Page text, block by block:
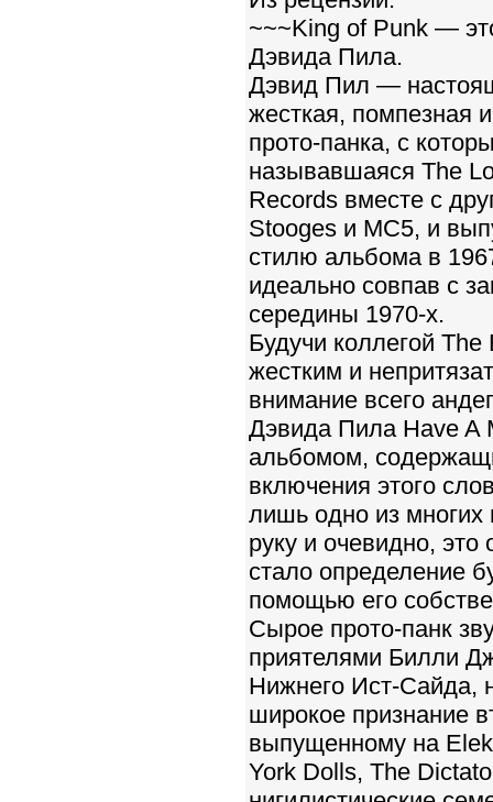
~~~King of Punk —
Дэвида Пила.
Дэвид Пил —
жесткая, помпезная
прото-панка, с
называвшаяся The
Records вместе с
Stooges и MC5, и
стилю альбома в
идеально совпав с
середины 1970-х.
Будучи коллегой
жестким и
внимание всего
Дэвида Пила Have A
альбомом,
включения этого
лишь одно из
руку и очевидно,
стало определение
помощью его
Сырое прото-панк
приятелями Билли
Нижнего Ист-Сайда,
широкое признание
выпущенному на
York Dolls, The